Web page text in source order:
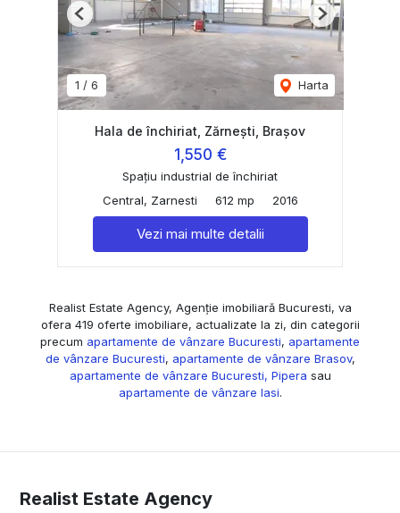
1 / 6 Harta
Previous Next
Hala de închiriat, Zărnești, Brașov
1,550 €
Spațiu industrial de închiriat
Central, Zarnesti
612 mp 2016
Vezi mai multe detalii
Realist Estate Agency, Agenție imobiliară Bucuresti, va
ofera 419 oferte imobiliare, actualizate la zi, din categorii
precum apartamente de vânzare Bucuresti, apartamente
de vânzare Bucuresti, apartamente de vânzare Brasov,
apartamente de vânzare Bucuresti, Pipera sau
apartamente de vânzare Iasi.
Realist Estate Agency